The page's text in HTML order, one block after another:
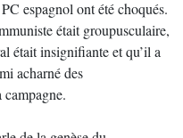
espagnol ont été choqués.
était groupusculaire,
était insignifiante et qu’il a
acharné des